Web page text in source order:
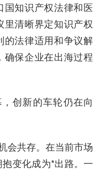
国知识产权法律和医
清晰界定知识产权
的法律适用和争议解
确保企业在出海过程
创新的车轮仍在向
会共存。在当前市场
变化成为*出路。一